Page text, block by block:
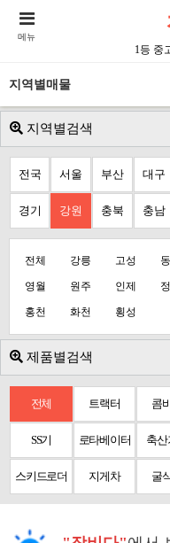
1등 중
메뉴
지역별매물
지역별검색
전국 서울 부산 대구
경기 강원 충북 충남
전체 강릉 고성
영월 원주 인제
홍천 화천 횡성
제품별검색
전체 트랙터 콤
SS기 로타베이터 축산
스키드로더 지게차 굴